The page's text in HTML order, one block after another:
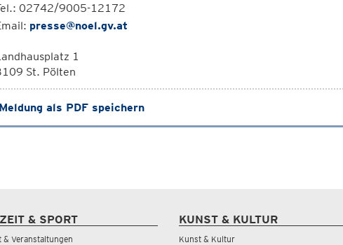
02742/9005-12172
presse@noel.gv.at
1
St. Pölten
Meldung als PDF speichern
& SPORT
& Veranstaltungen
KUNST & KULTUR
Kunst & Kultur